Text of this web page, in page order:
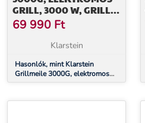
GRILL, 3000 W, GRILL
LAP, 54,5 X 35 CM, SIMA
69 990 Ft
Klarstein
Hasonlók, mint Klarstein
Grillmeile 3000G, elektromos
grill, 3000 W, grill lap, 54,5 x